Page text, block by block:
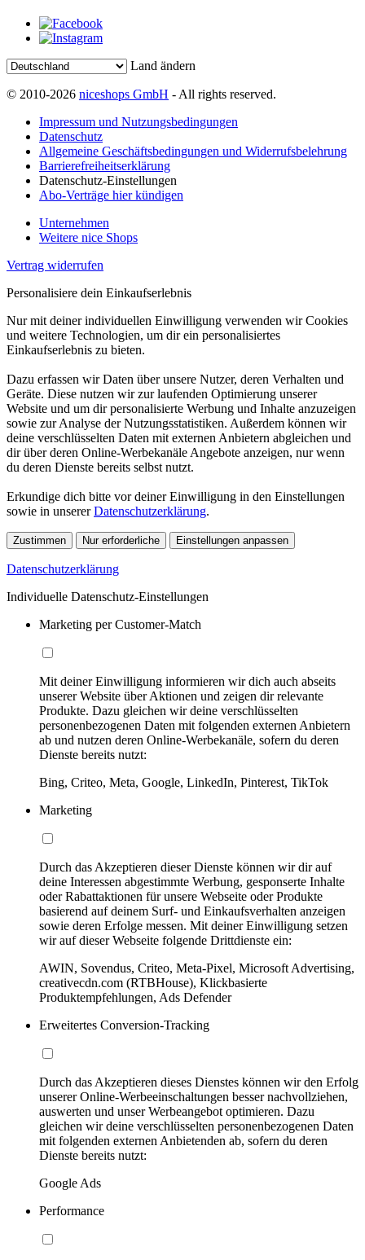
Land ändern
© 2010-2026 niceshops GmbH - All rights reserved.
Impressum und Nutzungsbedingungen
Datenschutz
Allgemeine Geschäftsbedingungen und Widerrufsbelehrung
Barrierefreiheitserklärung
Datenschutz-Einstellungen
Abo-Verträge hier kündigen
Unternehmen
Weitere nice Shops
Vertrag widerrufen
Personalisiere dein Einkaufserlebnis
Nur mit deiner individuellen Einwilligung verwenden wir Cookies
und weitere Technologien, um dir ein personalisiertes
Einkaufserlebnis zu bieten.
Dazu erfassen wir Daten über unsere Nutzer, deren Verhalten und
Geräte. Diese nutzen wir zur laufenden Optimierung unserer
Website und um dir personalisierte Werbung und Inhalte anzuzeigen
sowie zur Analyse der Nutzungsstatistiken. Außerdem können wir
deine verschlüsselten Daten mit externen Anbietern abgleichen und
dir über deren Online-Werbekanäle Angebote anzeigen, nur wenn
du deren Dienste bereits selbst nutzt.
Erkundige dich bitte vor deiner Einwilligung in den Einstellungen
sowie in unsererDatenschutzerklärung.
Zustimmen Nur erforderliche Einstellungen anpassen
Datenschutzerklärung
Individuelle Datenschutz-Einstellungen
Marketing per Customer-Match
Mit deiner Einwilligung informieren wir dich auch abseits
unserer Website über Aktionen und zeigen dir relevante
Produkte. Dazu gleichen wir deine verschlüsselten
personenbezogenen Daten mit folgenden externen Anbietern
ab und nutzen deren Online-Werbekanäle, sofern du deren
Dienste bereits nutzt:
Bing, Criteo, Meta, Google, LinkedIn, Pinterest, TikTok
Marketing
Durch das Akzeptieren dieser Dienste können wir dir auf
deine Interessen abgestimmte Werbung, gesponserte Inhalte
oder Rabattaktionen für unsere Webseite oder Produkte
basierend auf deinem Surf- und Einkaufsverhalten anzeigen
sowie deren Erfolge messen. Mit deiner Einwilligung setzen
wir auf dieser Webseite folgende Drittdienste ein:
AWIN, Sovendus, Criteo, Meta-Pixel, Microsoft Advertising,
creativecdn.com (RTBHouse), Klickbasierte
Produktempfehlungen, Ads Defender
Erweitertes Conversion-Tracking
Durch das Akzeptieren dieses Dienstes können wir den Erfolg
unserer Online-Werbeeinschaltungen besser nachvollziehen,
auswerten und unser Werbeangebot optimieren. Dazu
gleichen wir deine verschlüsselten personenbezogenen Daten
mit folgenden externen Anbietenden ab, sofern du deren
Dienste bereits nutzt:
Google Ads
Performance